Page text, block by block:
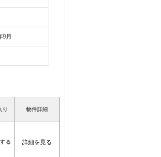
9月
り 物件詳細
詳細を見る